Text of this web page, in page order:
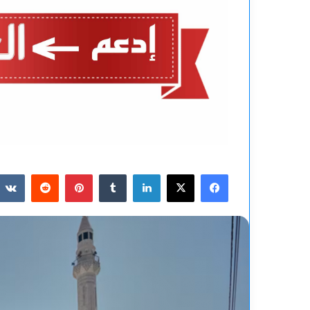
فيسبوك
‫X لينكدإن بينتيريست